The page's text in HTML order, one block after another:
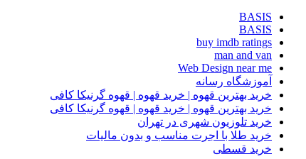
BASIS
BASIS
buy imdb ratings
man and van
Web Design near me
آموزشگاه رسانه
خرید بهترین قهوه | خرید قهوه | قهوه گرنیکا کافی
خرید بهترین قهوه | خرید قهوه | قهوه گرنیکا کافی
خرید تلوزیون شهری در تهران
خرید طلا با اجرت مناسب و بدون مالیات
خرید قسطی